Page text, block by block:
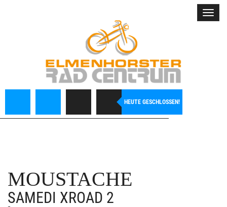
HEUTE GESCHLOSSEN!
MOUSTACHE
SAMEDI XROAD 2